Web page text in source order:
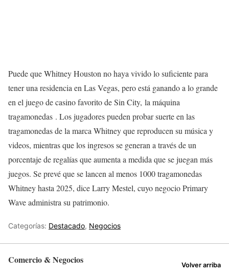
Puede que Whitney Houston no haya vivido lo suficiente para
tener una residencia en Las Vegas, pero está ganando a lo grande
en el juego de casino favorito de Sin City, la máquina
tragamonedas . Los jugadores pueden probar suerte en las
tragamonedas de la marca Whitney que reproducen su música y
videos, mientras que los ingresos se generan a través de un
porcentaje de regalías que aumenta a medida que se juegan más
juegos. Se prevé que se lancen al menos 1000 tragamonedas
Whitney hasta 2025, dice Larry Mestel, cuyo negocio Primary
Wave administra su patrimonio.
Categorías: Destacado, Negocios
Comercio & Negocios Volver arriba